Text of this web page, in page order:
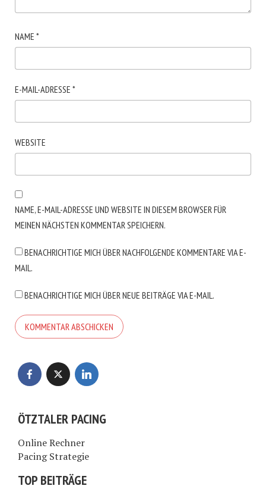
NAME *
E-MAIL-ADRESSE *
WEBSITE
NAME, E-MAIL-ADRESSE UND WEBSITE IN DIESEM BROWSER FÜR
MEINEN NÄCHSTEN KOMMENTAR SPEICHERN.
BENACHRICHTIGE MICH ÜBER NACHFOLGENDE KOMMENTARE VIA E-
MAIL.
BENACHRICHTIGE MICH ÜBER NEUE BEITRÄGE VIA E-MAIL.
ÖTZTALER PACING
Online Rechner
Pacing Strategie
TOP BEITRÄGE